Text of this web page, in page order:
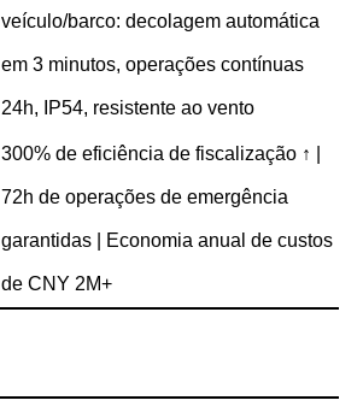
veículo/barco: decolagem automática
em 3 minutos, operações contínuas
24h, IP54, resistente ao vento
300% de eficiência de fiscalização ↑ |
72h de operações de emergência
garantidas | Economia anual de custos
de CNY 2M+